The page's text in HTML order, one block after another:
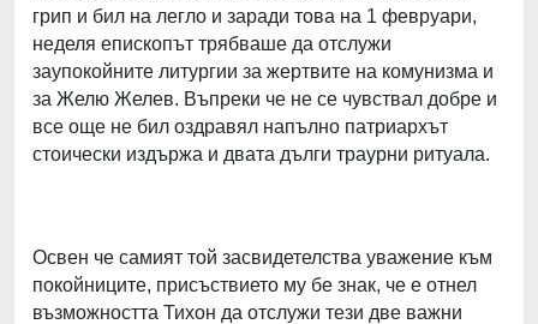
грип и бил на легло и заради това на 1 февруари,
неделя епископът трябваше да отслужи
заупокойните литургии за жертвите на комунизма и
за Желю Желев. Въпреки че не се чувствал добре и
все още не бил оздравял напълно патриархът
стоически издържа и двата дълги траурни ритуала.
Освен че самият той засвидетелства уважение към
покойниците, присъствието му бе знак, че е отнел
възможността Тихон да отслужи тези две важни